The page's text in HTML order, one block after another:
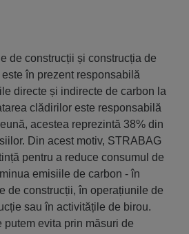
de construcții și construcția de
în prezent responsabilă
directe și indirecte de carbon la
clădirilor este responsabilă
acestea reprezintă 38% din
Din acest motiv, STRABAG
pentru a reduce consumul de
emisiile de carbon - în
de construcții, în operațiunile de
sau în activitățile de birou.
putem evita prin măsuri de